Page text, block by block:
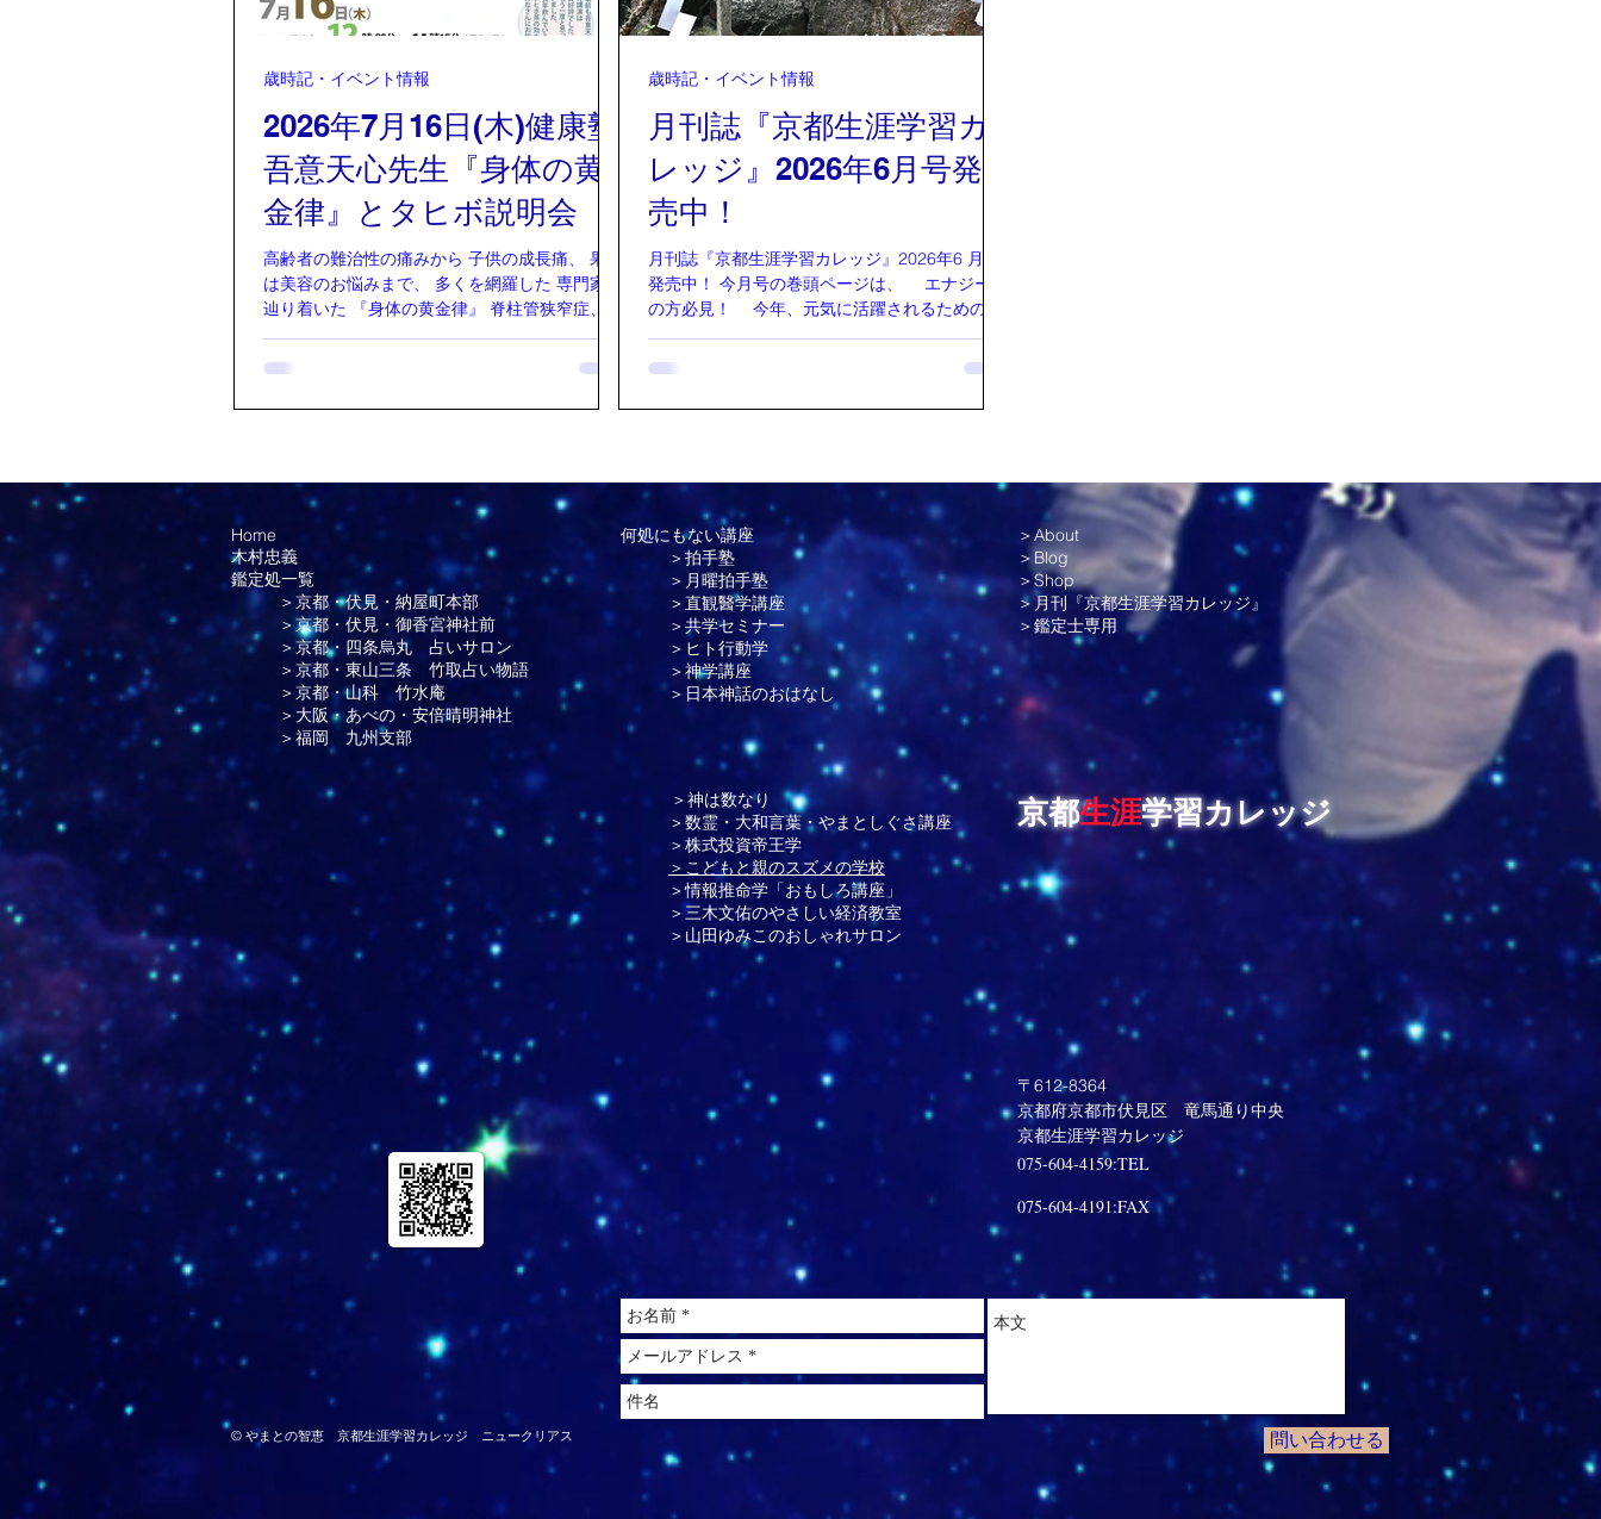
ける人間性」「自然との共生」「空間と意識」
「人・言葉・環境が人生に与える影響」などを
っている。また、自身も事業経営や人生の浮き
沈みを経験する中で、“理想論”ではなく「現実を
どう生きるか」を重視。単なる成功
お食事会（３０名） お食事代：3500円 場
所：カムスホール ▼特別花火師 木村忠義先生
山本泰恵 中村和子（アシスタント）
◆ お問合せ お申込み 三木文佑
090＊5154＊0515 藤本豊 090＊2380
＊4395 木曽まさふみ090＊204
2026年7月16日(木)健康塾
吾意天心先生『身体の黄
金律』とタヒボ説明会
高齢者の難治性の痛みから 子供の成長痛、 果て
は美容のお悩みまで、 多くを網羅した 専門家が
辿り着いた 『身体の黄金律』 脊柱管狭窄症、成
長痛、美容の歪みまで… すべてを解決の基礎と
なるたった3つの運動の正体 健康塾 吾意天心
1973年3月3日生まれ 吾意天心流整体術の創始
に成長させた実績を持つ。エビデンスに基づく
理学療法テクニックと再現性の高い手技療法は
医療現場からの評価も高く、数々の整形外科疾
患で苦しむ方達の手術を回避させてきた実績を
持つ。2026年5月 新たに吹田市の関大前に整
骨院を開業！ 以前も吾意天心流の講演は 大好評
でした。 もう一度と思っていました。 長年飲ん
でいるタヒボ茶の効力を みなさんにお知らせし
たい （木村忠義） ズームで繋がって、「情報推
命学」創始者 木村忠義先生、「吾意天心流(あ
いてんしんりゅう)」創始者 吾意天心(わがのい
てんしん)先生、スタッフ中野宇宙、木村さち
こ、緒方かおりの五人で激
歳時記・イベント情報
月刊誌『京都生涯学習カ
レッジ』2026年6月号発
売中！
月刊誌『京都生涯学習カレッジ』2026年6 月号
発売中！ 今月号の巻頭ページは、 エナジー4
の方必見！ 今年、元気に活躍されるための魔
法の切り札を提案されています。 『先代旧事本
紀大成経』では 「瀬織津姫様」について、、
さっています。 「こどもと大人の神話」は「ア
「０との出会い」シリーズは、長年木村先生が
疑問に思われていた 倭姫宮での出来事。それ
が、今年のご参拝で明らかになりました！ 木村
忠義先生の「株式投資のススメ」 それでも平
和になる。 株式投資帝王学スタッフのページ。
「直観毉学」のページは、新しく始まったKEN
シリーズでは第６チャクラ 見えているけど見
えない世界。 「やまとしぐさ」では、半年で運
命は変えられる。6月は再設計の月。 6月はちょ
うど陰と陽の分岐点。夏越の祓もあります。こ
こを上手に使う方法は必読。 お悩み相談は、家
族、親戚の相続問題です。 そして、情報推命学
では2026年６月の各エナジーの運勢
歳時記・イベント情報
Home
木村忠義
鑑定処一覧
＞京都・伏見・納屋町本部
＞京都・伏見・御香宮神社前
＞京都・四条烏丸 占いサロン
＞京都・東山三条 竹取占い物語
＞京都・山科 竹水庵
＞大阪・あべの・安倍晴明神社
＞福岡 九州支部
何処にもない講座
＞拍手塾
＞月曜拍手塾
＞直観醫学講座
＞共学セミナー
＞ヒト行動学
＞神学講座
＞日本神話のおはなし
＞About
＞Blog
＞Shop
＞月刊『京都生涯学習カレッジ』
＞鑑定士専用
＞神は数なり
＞数霊・大和言葉・やまとしぐさ講座
＞株式投資帝王学
＞こどもと親のスズメの学校
＞情報推命学「おもしろ講座」
＞三木文佑のやさしい経済教室
＞山田ゆみこのおしゃれサロン
京都生涯学習カレッジ
〒612-8364
京都府京都市伏見区 竜馬通り中央
​京都生涯学習カレッジ
075-604-4159:TEL
075-604-4191:FAX
© やまとの智恵 京都生涯学習カレッジ ニュークリアス 問い合わせる